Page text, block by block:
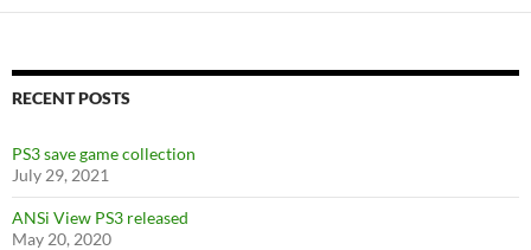
b
o
o
k
er di
t
es
t
e
RECENT POSTS
PS3 save game collection
July 29, 2021
ANSi View PS3 released
May 20, 2020